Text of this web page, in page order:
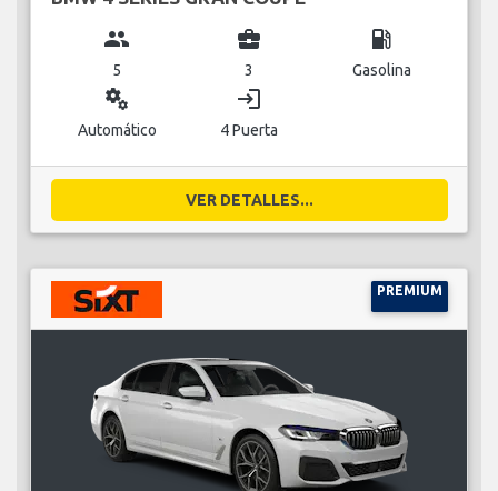
group
5
business_center
3
local_gas_station
Gasolina
miscellaneous_services
Automático
login
4 Puerta
VER DETALLES...
PREMIUM